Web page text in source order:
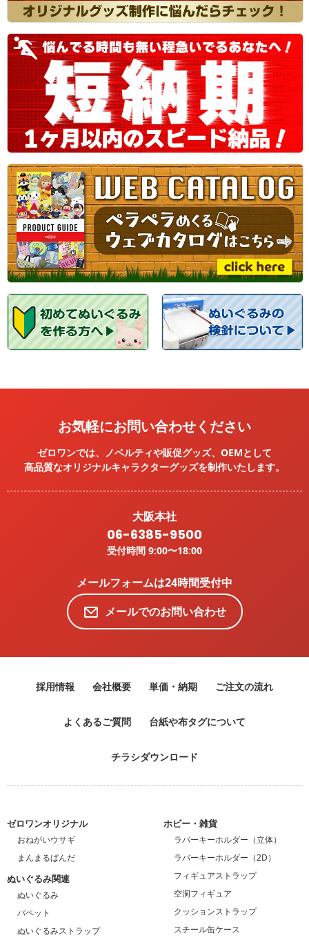
お気軽にお問い合わせください
ゼロワンでは、ノベルティや販促グッズ、OEMとして
高品質なオリジナルキャラクターグッズを制作いたします。
大阪本社
06-6385-9500
受付時間 9:00〜18:00
メールフォームは24時間受付中
メールでのお問い合わせ
採用情報 会社概要 単価・納期 ご注文の流れ
よくあるご質問 台紙や布タグについて
チラシダウンロード
ゼロワンオリジナル
おねがいウサギ
まんまるぱんだ
ぬいぐるみ関連
ぬいぐるみ
パペット
ぬいぐるみストラップ
ホビー・雑貨
ラバーキーホルダー（立体）
ラバーキーホルダー（2D）
フィギュアストラップ
空洞フィギュア
クッションストラップ
スチール缶ケース